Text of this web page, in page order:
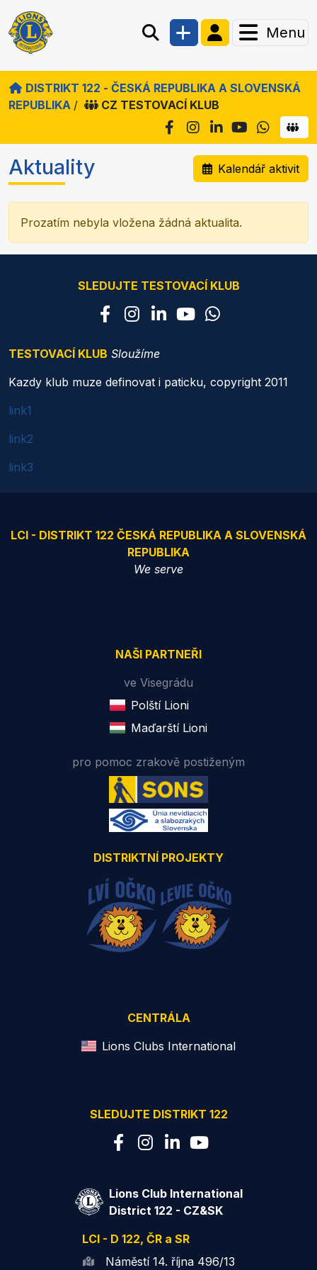
Menu
DISTRIKT 122 - ČESKÁ REPUBLIKA A SLOVENSKÁ
REPUBLIKA / CZ TESTOVACÍ KLUB
Aktuality Kalendář aktivit
Prozatím nebyla vložena žádná aktualita.
SLEDUJTE TESTOVACÍ KLUB
TESTOVACÍ KLUB Sloužíme
Kazdy klub muze definovat i paticku, copyright 2011
link1
link2
link3
LCI - DISTRIKT 122 ČESKÁ REPUBLIKA A SLOVENSKÁ
REPUBLIKA
We serve
NAŠI PARTNEŘI
ve Visegrádu
Polští Lioni
Maďarští Lioni
pro pomoc zrakově postiženým
DISTRIKTNÍ PROJEKTY
CENTRÁLA
Lions Clubs International
SLEDUJTE DISTRIKT 122
Lions Club International
District 122 - CZ&SK
LCI - D 122, ČR a SR
Náměstí 14. října 496/13